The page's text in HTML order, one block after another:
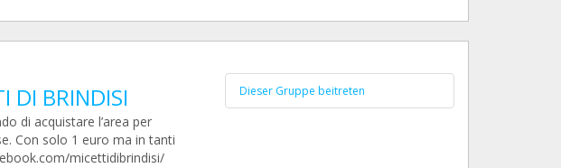
DI BRINDISI
di acquistare l’area per
Con solo 1 euro ma in tanti
micettidibrindisi/
Dieser Gruppe beitreten